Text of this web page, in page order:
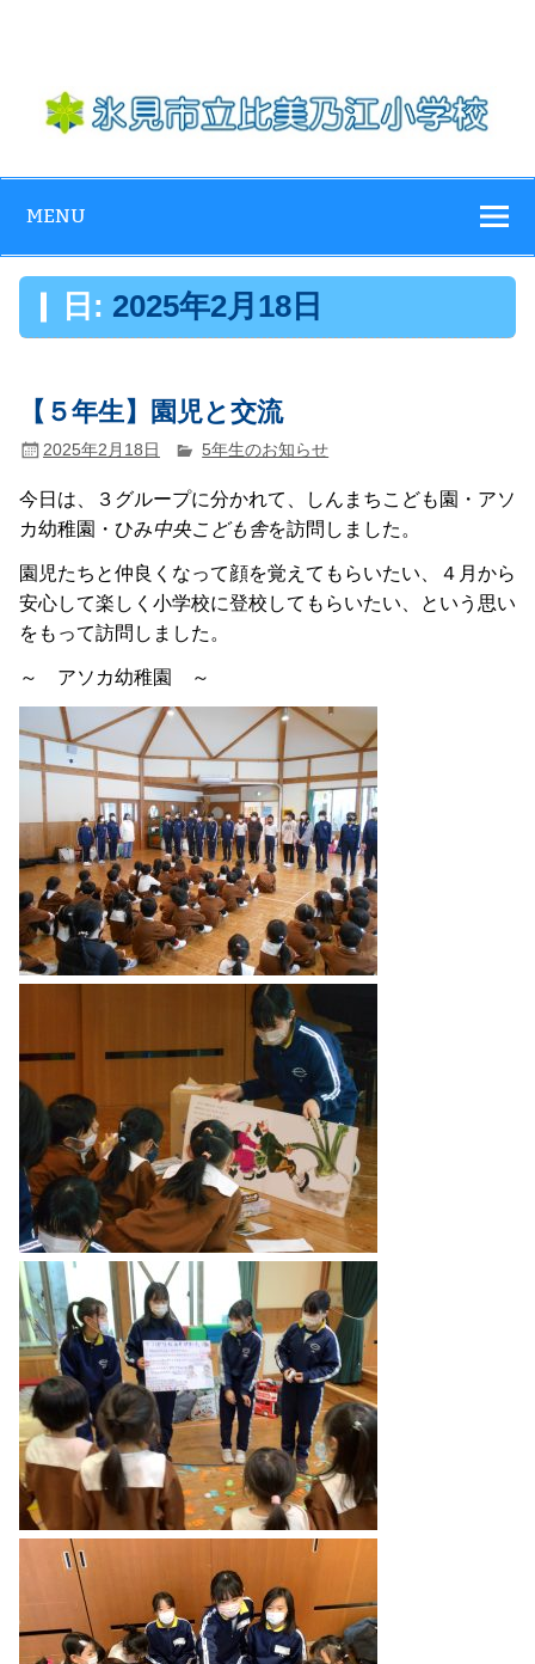
content
江小学校
MENU
日: 2025年2月18日
【５年生】園児と交流
2025年2月18日 5年生のお知らせ
今日は、３グループに分かれて、しんまちこども園・アソ
カ幼稚園・ひみ中央こども舎を訪問しました。
園児たちと仲良くなって顔を覚えてもらいたい、４月から
安心して楽しく小学校に登校してもらいたい、という思い
をもって訪問しました。
～ アソカ幼稚園 ～